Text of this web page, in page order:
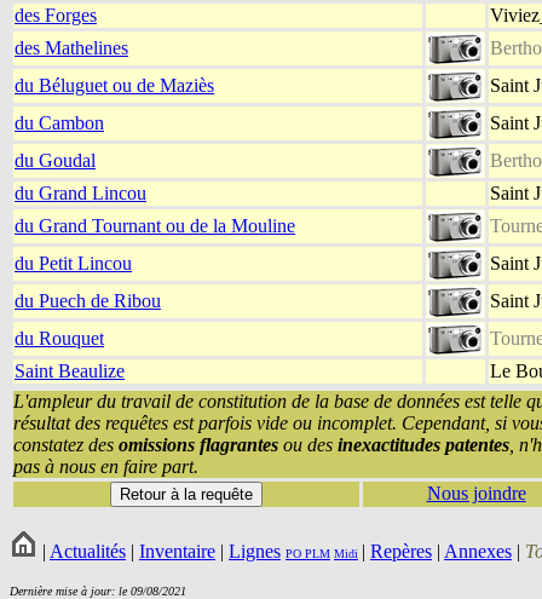
des Forges
des Mathelines
du Béluguet ou de Maziès
Saint
du Cambon
Saint
du Goudal
du Grand Lincou
Saint
du Grand Tournant ou de la Mouline
du Petit Lincou
Saint
du Puech de Ribou
Saint
du Rouquet
Saint Beaulize
Le
L'ampleur du travail de constitution de la base de données est telle
résultat des requêtes est parfois vide ou incomplet. Cependant, si
constatez des omissions flagrantes ou des inexactitudes patentes ,
pas à nous en faire part.
Nous joindre
| Actualités | Inventaire | Lignes PO PLM Midi | Repères | Annexes |
Dernière mise à jour: le 09/08/2021